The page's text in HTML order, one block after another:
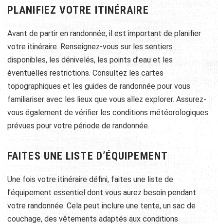
PLANIFIEZ VOTRE ITINÉRAIRE
Avant de partir en randonnée, il est important de planifier
votre itinéraire. Renseignez-vous sur les sentiers
disponibles, les dénivelés, les points d’eau et les
éventuelles restrictions. Consultez les cartes
topographiques et les guides de randonnée pour vous
familiariser avec les lieux que vous allez explorer. Assurez-
vous également de vérifier les conditions météorologiques
prévues pour votre période de randonnée.
FAITES UNE LISTE D’ÉQUIPEMENT
Une fois votre itinéraire défini, faites une liste de
l’équipement essentiel dont vous aurez besoin pendant
votre randonnée. Cela peut inclure une tente, un sac de
couchage, des vêtements adaptés aux conditions